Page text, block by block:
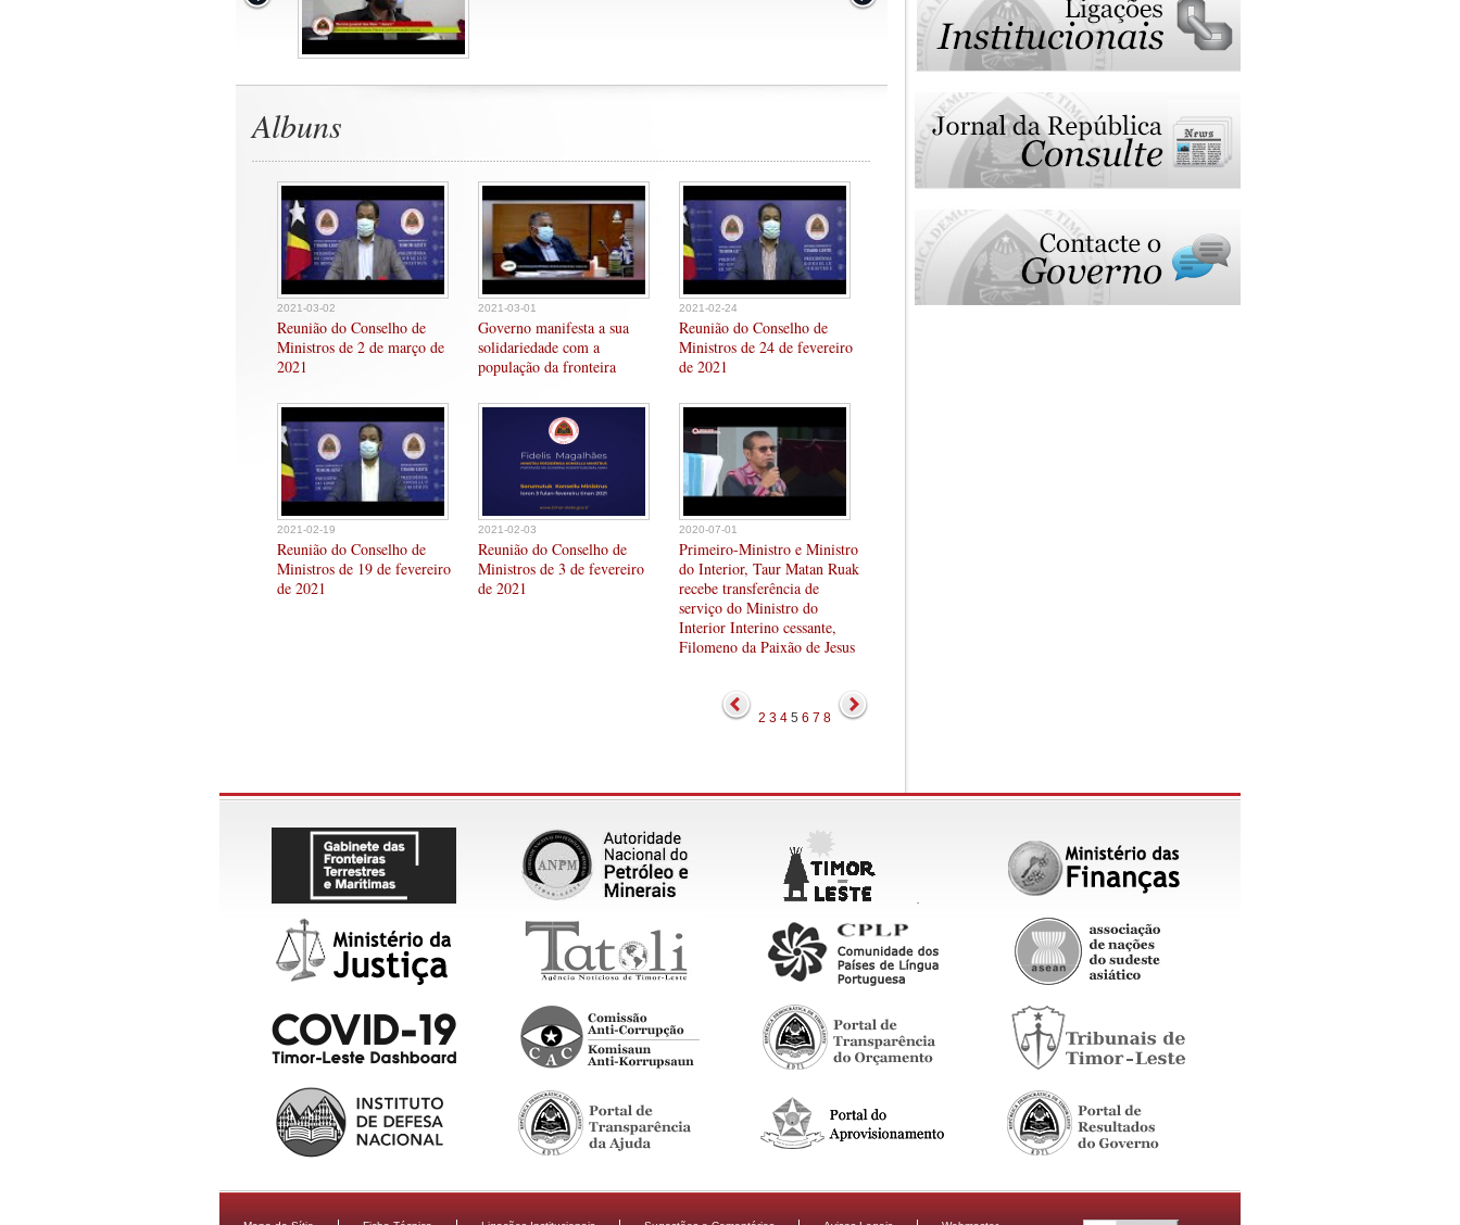
Albuns
2021-03-02
Reunião do Conselho de
Ministros de 2 de março de
2021
2021-03-01
Governo manifesta a sua
solidariedade com a
população da fronteira
2021-02-24
Reunião do Conselho de
Ministros de 24 de fevereiro
de 2021
2021-02-19
Reunião do Conselho de
Ministros de 19 de fevereiro
de 2021
2021-02-03
Reunião do Conselho de
Ministros de 3 de fevereiro
de 2021
2020-07-01
Primeiro-Ministro e Ministro
do Interior, Taur Matan Ruak
recebe transferência de
serviço do Ministro do
Interior Interino cessante,
Filomeno da Paixão de Jesus
2 3 4 5 6 7 8